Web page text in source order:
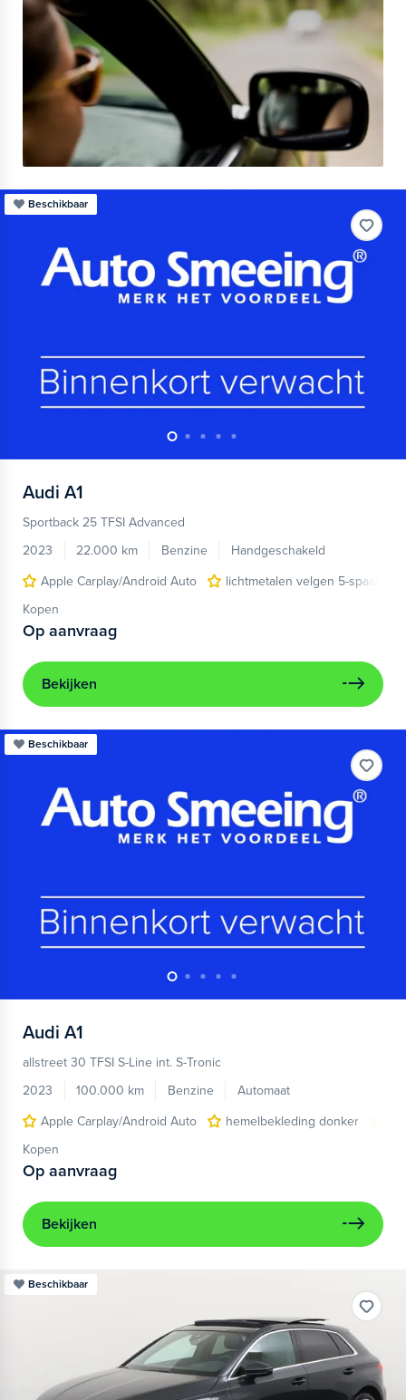
Beschikbaar
Audi A1
Sportback 25 TFSI Advanced
2023
22.000 km Benzine
Handgeschakeld
Apple Carplay/Android Auto
lichtmetalen velgen 5-spaaks
Kopen
Op aanvraag
Bekijken
Beschikbaar
Audi A1
allstreet 30 TFSI S-Line int. S-Tronic
2023
100.000 km Benzine
Automaat
Apple Carplay/Android Auto
hemelbekleding donker
Kopen
Op aanvraag
Bekijken
Beschikbaar